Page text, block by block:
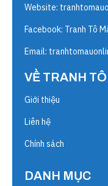
Website:
Facebook: Tranh Tô
Email:
VỀ TRANH
Giới thiệu
Liên hệ
Chính sách
DANH MỤC